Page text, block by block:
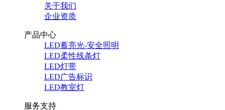
关于我们
企业资质
产品中心
LED蓄亮光-安全照明
LED柔性线条灯
LED灯带
LED广告标识
LED教室灯
服务支持